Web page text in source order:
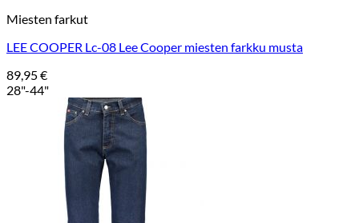
Miesten farkut
LEE COOPER Lc-08 Lee Cooper miesten farkku musta
89,95€
28"-44"